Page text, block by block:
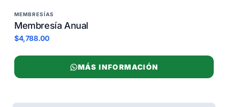
MEMBRESÍAS
Membresía Anual
$4,788.00
MÁS INFORMACIÓN